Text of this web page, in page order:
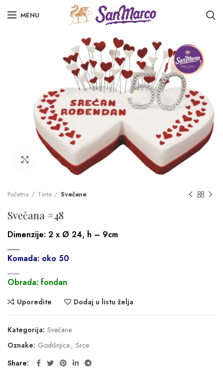
MENU
Click to enlarge
Početna Torte Svečane
Svečana #48
Dimenzije: 2 x Ø 24, h – 9cm
___
Komada: oko 50
Obrada: fondan
Uporedite Dodaj u listu želja
Kategorija: Svečane
Oznake: Godišnjice, Srce
Share